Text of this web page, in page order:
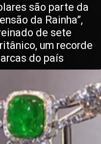
são parte da
da Rainha”,
de sete
um recorde
do país